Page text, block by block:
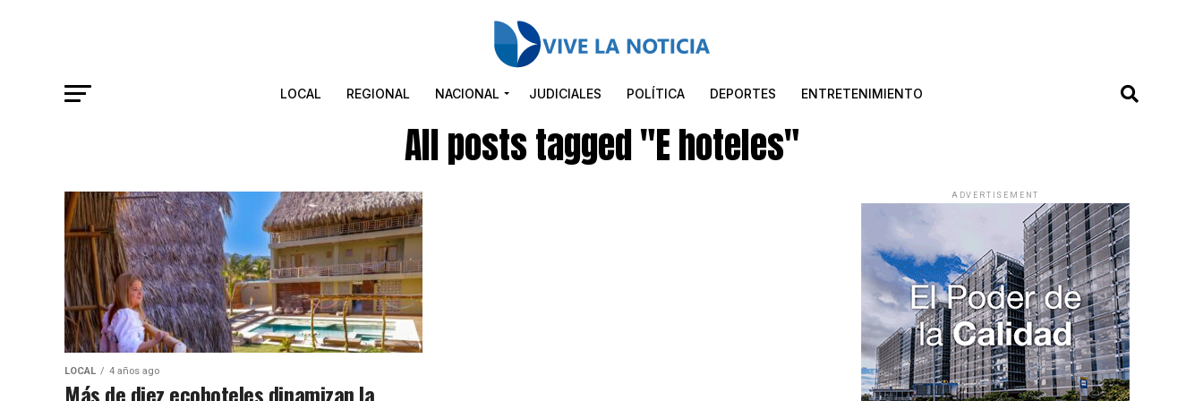
LOCAL REGIONAL NACIONAL JUDICIALES POLÍTICA DEPORTES ENTRETENIMIENTO
All posts tagged "E hoteles"
LOCAL 4 años ago
Más de diez ecohoteles dinamizan la
ADVERTISEMENT